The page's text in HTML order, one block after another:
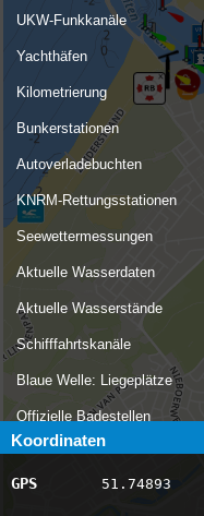
UKW-Funkkanäle
Yachthäfen
Kilometrierung
Bunkerstationen
Autoverladebuchten
KNRM-Rettungsstationen
Seewettermessungen
Aktuelle Wasserdaten
Aktuelle Wasserstände
Schifffahrtskanäle
Blaue Welle: Liegeplätze
Offizielle Badestellen
Nachrichten Binnenschifffahrt
AIS-Schiffspositionen
Koordinaten
GPS 51.74893